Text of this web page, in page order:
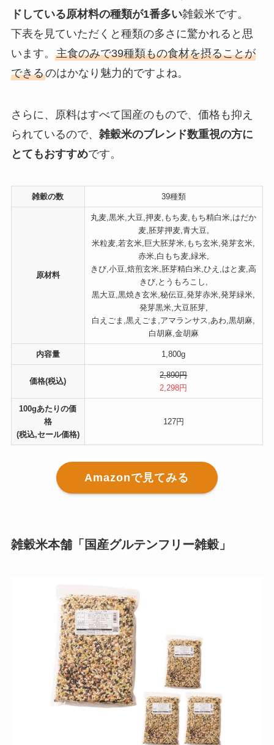
ドしている原材料の種類が1番多い雑穀米です。
下表を見ていただくと種類の多さに驚かれると思
います。 主食のみで39種類もの食材を摂ることが
できるのはかなり魅力的ですよね。
さらに、原料はすべて国産のもので、価格も抑え
られているので、 雑穀米のブレンド数重視の方に
とてもおすすめです。
雑穀の数 39種類
原材料
丸麦,黒米,大豆,押麦,もち麦,もち精白米,はだか
麦,胚芽押麦,青大豆,
米粒麦,若玄米,巨大胚芽米,もち玄米,発芽玄米,
赤米,白もち麦,緑米,
きび,小豆,焙煎玄米,胚芽精白米,ひえ,はと麦,高
きび,とうもろこし,
黒大豆,黒焼き玄米,秘伝豆,発芽赤米,発芽緑米,
発芽黒米,大豆胚芽,
白えごま,黒えごま,アマランサス,あわ,黒胡麻,
白胡麻,金胡麻
内容量 1,800g
価格(税込)
2,890円
2,298円
100gあたりの価
格
(税込,セール価格)
127円
Amazonで見てみる
雑穀米本舗「国産グルテンフリー雑穀」